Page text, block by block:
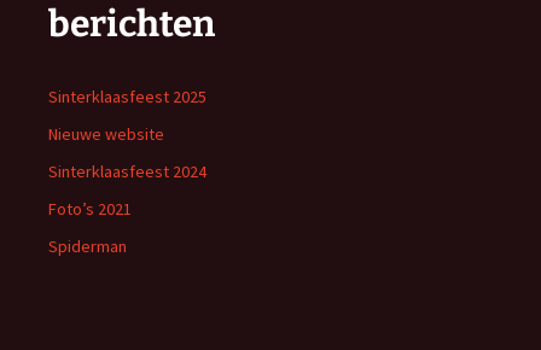
berichten
Sinterklaasfeest 2025
Nieuwe website
Sinterklaasfeest 2024
Foto’s 2021
Spiderman